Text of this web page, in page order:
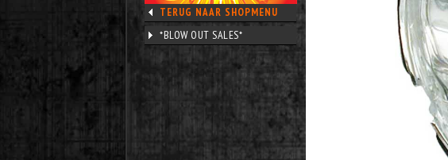
TERUG NAAR SHOPMENU
*BLOW OUT SALES*